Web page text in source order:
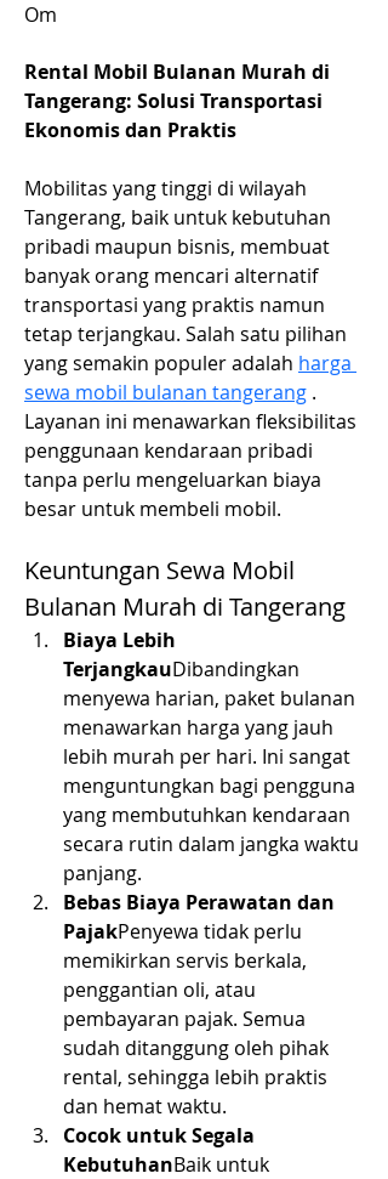
Om
Rental Mobil Bulanan Murah di
Tangerang: Solusi Transportasi
Ekonomis dan Praktis
Mobilitas yang tinggi di wilayah
Tangerang, baik untuk kebutuhan
pribadi maupun bisnis, membuat
banyak orang mencari alternatif
transportasi yang praktis namun
tetap terjangkau. Salah satu pilihan
yang semakin populer adalah harga
sewa mobil bulanan tangerang .
Layanan ini menawarkan fleksibilitas
penggunaan kendaraan pribadi
tanpa perlu mengeluarkan biaya
besar untuk membeli mobil.
Keuntungan Sewa Mobil
Bulanan Murah di Tangerang
Biaya Lebih
TerjangkauDibandingkan
menyewa harian, paket bulanan
menawarkan harga yang jauh
lebih murah per hari. Ini sangat
menguntungkan bagi pengguna
yang membutuhkan kendaraan
secara rutin dalam jangka waktu
panjang.
Bebas Biaya Perawatan dan
PajakPenyewa tidak perlu
memikirkan servis berkala,
penggantian oli, atau
pembayaran pajak. Semua
sudah ditanggung oleh pihak
rental, sehingga lebih praktis
dan hemat waktu.
Cocok untuk Segala
KebutuhanBaik untuk